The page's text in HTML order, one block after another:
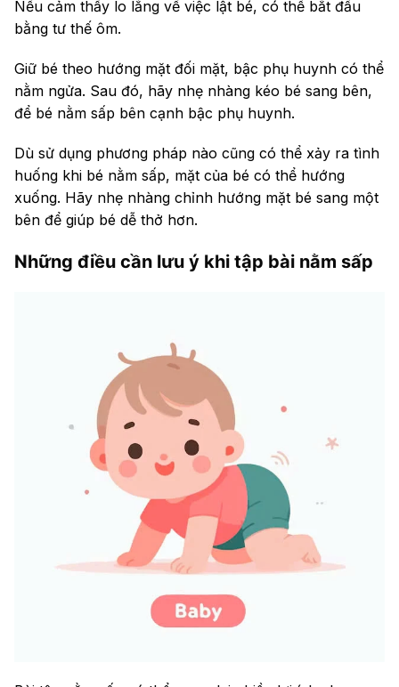
Nếu cảm thấy lo lắng về việc lật bé, có thể bắt đầu
bằng tư thế ôm.
Giữ bé theo hướng mặt đối mặt, bậc phụ huynh có thể
nằm ngửa. Sau đó, hãy nhẹ nhàng kéo bé sang bên,
để bé nằm sấp bên cạnh bậc phụ huynh.
Dù sử dụng phương pháp nào cũng có thể xảy ra tình
huống khi bé nằm sấp, mặt của bé có thể hướng
xuống. Hãy nhẹ nhàng chỉnh hướng mặt bé sang một
bên để giúp bé dễ thở hơn.
Những điều cần lưu ý khi tập bài nằm sấp